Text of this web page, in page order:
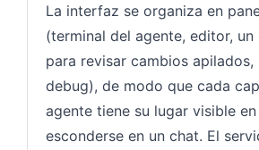
La interfaz se organiza en
(terminal del agente, editor,
para revisar cambios apilados,
debug), de modo que cada
agente tiene su lugar visible
esconderse en un chat. El